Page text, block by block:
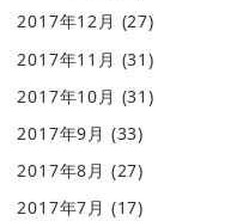
2017年12月 (27)
2017年11月 (31)
2017年10月 (31)
2017年9月 (33)
2017年8月 (27)
2017年7月 (17)